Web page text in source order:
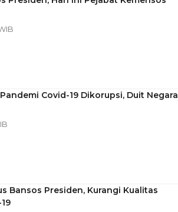
Covid-19 Dikorupsi, Duit Negara
Bansos Presiden, Kurangi Kualitas